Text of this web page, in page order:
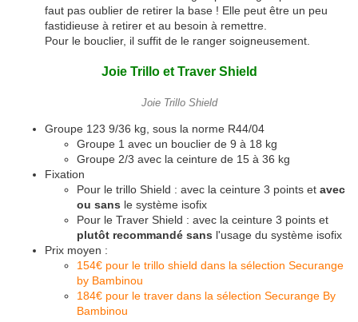
faut pas oublier de retirer la base ! Elle peut être un peu
fastidieuse à retirer et au besoin à remettre.
Pour le bouclier, il suffit de le ranger soigneusement.
Joie Trillo et Traver Shield
Joie Trillo Shield
Groupe 123 9/36 kg, sous la norme R44/04
Groupe 1 avec un bouclier de 9 à 18 kg
Groupe 2/3 avec la ceinture de 15 à 36 kg
Fixation
Pour le trillo Shield : avec la ceinture 3 points et avec
ou sans le système isofix
Pour le Traver Shield : avec la ceinture 3 points et
plutôt recommandé sans l'usage du système isofix
Prix moyen :
154€ pour le trillo shield dans la sélection Securange
by Bambinou
184€ pour le traver dans la sélection Securange By
Bambinou